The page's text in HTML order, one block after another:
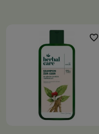
favorite_border